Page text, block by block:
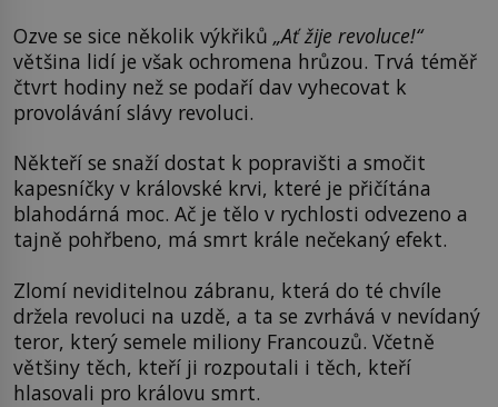
Ozve se sice několik výkřiků „Ať žije revoluce!“
většina lidí je však ochromena hrůzou. Trvá téměř
čtvrt hodiny než se podaří dav vyhecovat k
provolávání slávy revoluci.
Někteří se snaží dostat k popravišti a smočit
kapesníčky v královské krvi, které je přičítána
blahodárná moc. Ač je tělo v rychlosti odvezeno a
tajně pohřbeno, má smrt krále nečekaný efekt.
Zlomí neviditelnou zábranu, která do té chvíle
držela revoluci na uzdě, a ta se zvrhává v nevídaný
teror, který semele miliony Francouzů. Včetně
většiny těch, kteří ji rozpoutali i těch, kteří
hlasovali pro královu smrt.